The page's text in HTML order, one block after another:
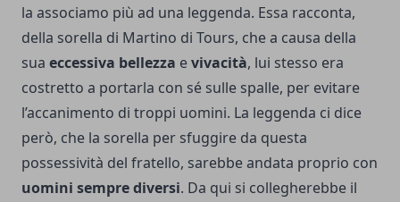
la associamo più ad una leggenda. Essa racconta,
della sorella di Martino di Tours, che a causa della
sua eccessiva bellezza evivacità, lui stesso era
costretto a portarla con sé sulle spalle, per evitare
l’accanimento di troppi uomini. La leggenda ci dice
però, che la sorella per sfuggire da questa
possessività del fratello, sarebbe andata proprio con
uomini sempre diversi. Da qui si collegherebbe il